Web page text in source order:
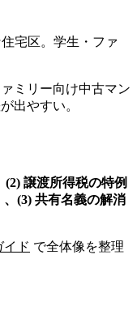
宅区。学生・ファ
ミリー向け中古マン
出やすい。
(2) 譲渡所得税の特例
、(3) 共有名義の解消
イド で全体像を整理